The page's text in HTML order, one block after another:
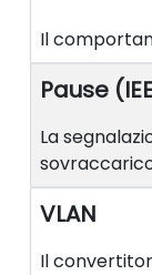
Il
Pause
La
VLAN
Il